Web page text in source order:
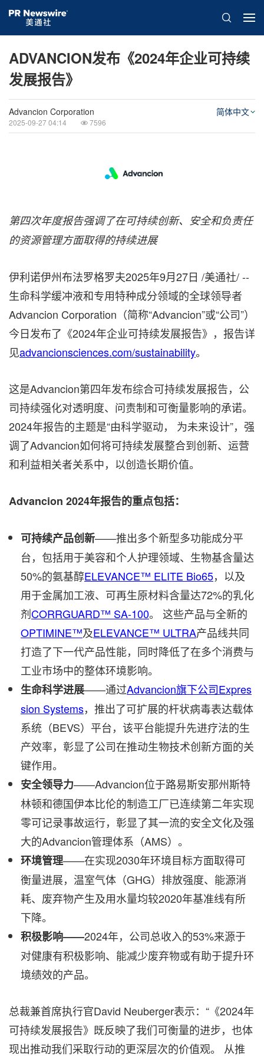
ADVANCION发布《2024年企业可持续
发展报告》
Advancion Corporation
2025-09-27 04:14 7596
简体中文
第四次年度报告强调了在可持续创新、安全和负责任
的资源管理方面取得的持续进展
伊利诺伊州布法罗格罗夫2025年9月27日 /美通社/ --
生命科学缓冲液和专用特种成分领域的全球领导者
Advancion Corporation（简称“Advancion”或“公司”）
今日发布了《2024年企业可持续发展报告》，报告详
见advancionsciences.com/sustainability。
这是Advancion第四年发布综合可持续发展报告，公
司持续强化对透明度、问责制和可衡量影响的承诺。
2024年报告的主题是“由科学驱动， 为未来设计”，强
调了Advancion如何将可持续发展整合到创新、运营
和利益相关者关系中，以创造长期价值。
Advancion 2024年报告的重点包括：
可持续产品创新——推出多个新型多功能成分平
台，包括用于美容和个人护理领域、生物基含量达
50%的氨基醇ELEVANCE™ ELITE Bio65，以及
用于金属加工液、可再生原材料含量达72%的乳化
剂CORRGUARD™ SA-100。 这些产品与全新的
OPTIMINE™及ELEVANCE™ ULTRA产品线共同
打造了下一代产品性能，同时降低了在多个消费与
工业市场中的整体环境影响。
生命科学进展——通过Advancion旗下公司Expres
sion Systems，推出了可扩展的杆状病毒表达载体
系统（BEVS）平台，该平台能提升先进疗法的生
产效率，彰显了公司在推动生物技术创新方面的关
键作用。
安全领导力——Advancion位于路易斯安那州斯特
林顿和德国伊本比伦的制造工厂已连续第二年实现
零可记录事故运行，彰显了其一流的安全文化及强
大的Advancion管理体系（AMS）。
环境管理——在实现2030年环境目标方面取得可
衡量进展，温室气体（GHG）排放强度、能源消
耗、废弃物产生及用水量均较2020年基准线有所
下降。
积极影响——2024年，公司总收入的53%来源于
对健康有积极影响、能减少废弃物或有助于提升环
境绩效的产品。
总裁兼首席执行官David Neuberger表示：“《2024年
可持续发展报告》既反映了我们可衡量的进步，也体
现出推动我们采取行动的更深层次的价值观。 从推